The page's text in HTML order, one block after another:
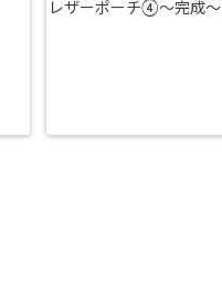
レザーポーチ④～完成～